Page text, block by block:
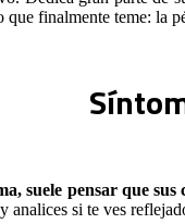
finalmente teme: la
suele pensar que sus
analices si te ves